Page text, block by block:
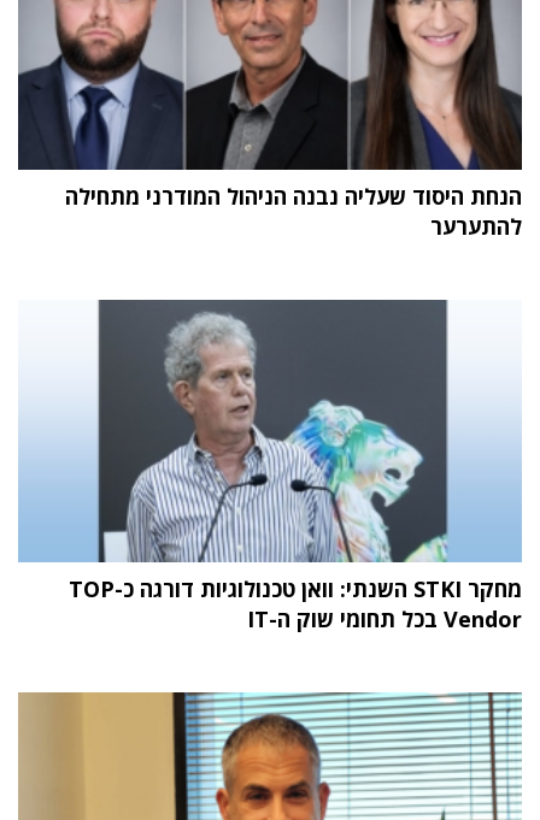
הנחת היסוד שעליה נבנה הניהול המודרני מתחילה
להתערער
מחקר STKI השנתי: וואן טכנולוגיות דורגה כ-TOP
Vendor בכל תחומי שוק ה-IT